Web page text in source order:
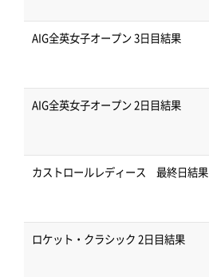
AIG全英女子オープン 3日目結果
AIG全英女子オープン 2日目結果
カストロールレディース 最終日結果
ロケット・クラシック 2日目結果